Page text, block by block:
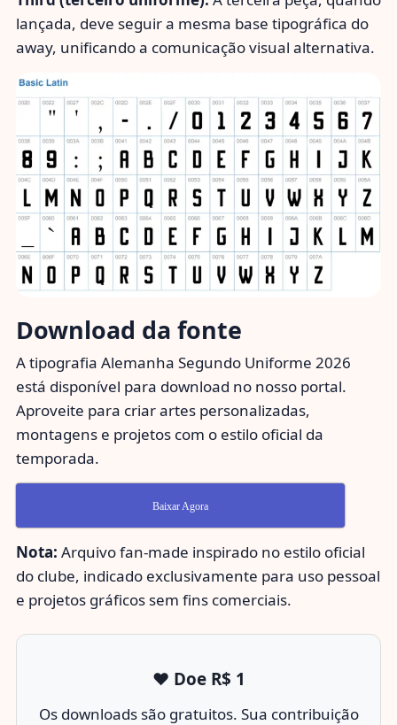
lançada, deve seguir a mesma base tipográfica do
away, unificando a comunicação visual alternativa.
Download da fonte
A tipografia Alemanha Segundo Uniforme 2026
está disponível para download no nosso portal.
Aproveite para criar artes personalizadas,
montagens e projetos com o estilo oficial da
temporada.
Baixar Agora
Nota: Arquivo fan-made inspirado no estilo oficial
do clube, indicado exclusivamente para uso pessoal
e projetos gráficos sem fins comerciais.
❤️ Doe R$ 1
Os downloads são gratuitos. Sua contribuição